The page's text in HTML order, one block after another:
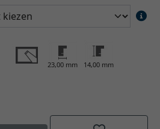
23,00 mm 14,00 mm